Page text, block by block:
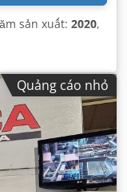
sản xuất: 2020,
Quảng cáo nhỏ